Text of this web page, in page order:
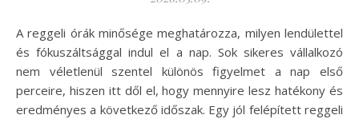
A reggeli órák minősége meghatározza, milyen lendülettel
és fókuszáltsággal indul el a nap. Sok sikeres vállalkozó
nem véletlenül szentel különös figyelmet a nap első
perceire, hiszen itt dől el, hogy mennyire lesz hatékony és
eredményes a következő időszak. Egy jól felépített reggeli